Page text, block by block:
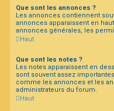
Que sont les annonces ?
Les annonces contiennent
annonces apparaissent en
annonces générales, les
Haut
Que sont les notes ?
Les notes apparaissent en
sont souvent assez
comme les annonces et les
administrateurs du forum.
Haut